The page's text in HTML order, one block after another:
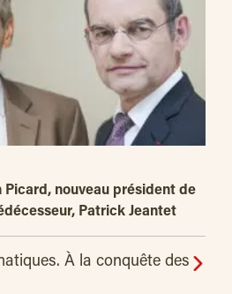
Picard, nouveau président de
Patrick Jeantet
À la conquête des